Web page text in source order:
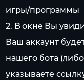
игры/программы
2. В окне Вы
Ваш аккаунт
нашего бота
указываете